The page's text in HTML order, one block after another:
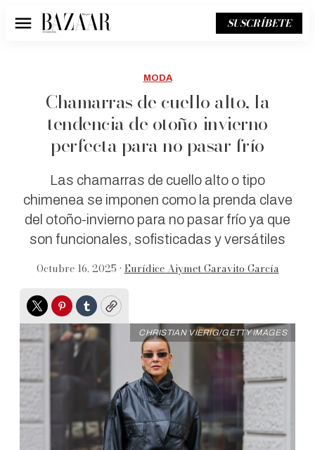
Menú SUSCRÍBETE
MODA
Chamarras de cuello alto, la
tendencia de otoño-invierno
perfecta para no pasar frío
Las chamarras de cuello alto o tipo
chimenea se imponen como la prenda clave
del otoño-invierno para no pasar frío ya que
son funcionales, sofisticadas y versátiles
Octubre 16, 2025 • Eurídice Aiymet Garavito García
TwitterPinterest
TumblrCopy
CHRISTIAN VIERIG/GETTY IMAGES